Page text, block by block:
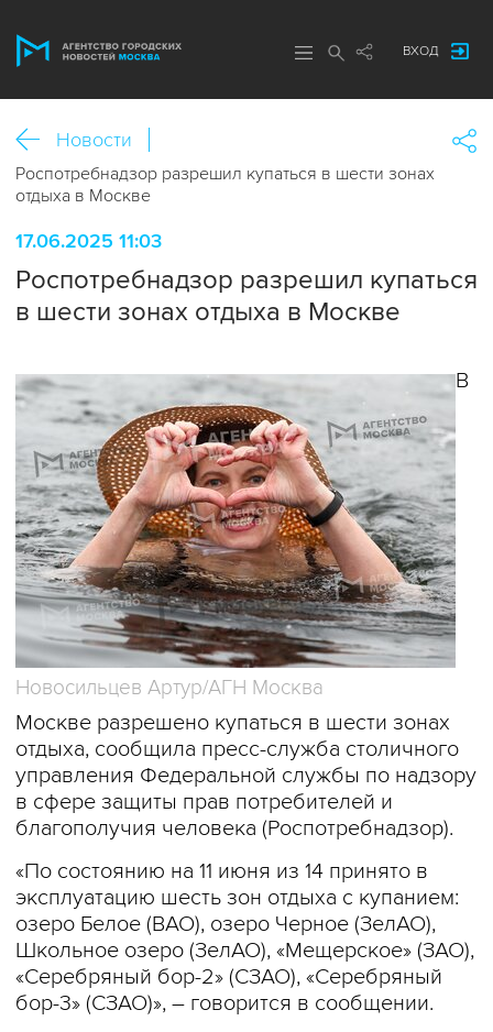
ВХОД
Новости
Роспотребнадзор разрешил купаться в шести зонах
отдыха в Москве
17.06.2025 11:03
Роспотребнадзор разрешил купаться
в шести зонах отдыха в Москве
Новосильцев Артур/АГН Москва
В
Москве разрешено купаться в шести зонах
отдыха, сообщила пресс-служба столичного
управления Федеральной службы по надзору
в сфере защиты прав потребителей и
благополучия человека (Роспотребнадзор).
«По состоянию на 11 июня из 14 принято в
эксплуатацию шесть зон отдыха с купанием:
озеро Белое (ВАО), озеро Черное (ЗелАО),
Школьное озеро (ЗелАО), «Мещерское» (ЗАО),
«Серебряный бор-2» (СЗАО), «Серебряный
бор-3» (СЗАО)», – говорится в сообщении.